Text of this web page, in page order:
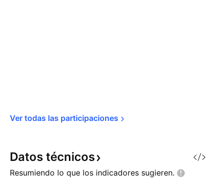
Ver todas las participaciones
Datos técnicos
Resumiendo lo que los indicadores sugieren.